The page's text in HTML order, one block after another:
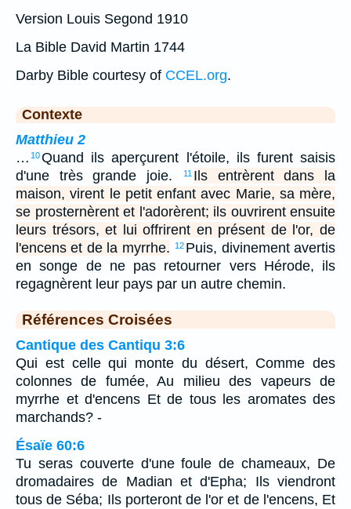
Version Louis Segond 1910
La Bible David Martin 1744
Darby Bible courtesy of CCEL.org.
Contexte
Matthieu 2
… 10Quand ils aperçurent l'étoile, ils furent saisis
d'une très grande joie.
11 Ils entrèrent dans la
maison, virent le petit enfant avec Marie, sa mère,
se prosternèrent et l'adorèrent; ils ouvrirent ensuite
leurs trésors, et lui offrirent en présent de l'or, de
l'encens et de la myrrhe. 12 Puis, divinement avertis
en songe de ne pas retourner vers Hérode, ils
regagnèrent leur pays par un autre chemin.
Références Croisées
Cantique des Cantiqu 3:6
Qui est celle qui monte du désert, Comme des
colonnes de fumée, Au milieu des vapeurs de
myrrhe et d'encens Et de tous les aromates des
marchands? -
Ésaïe 60:6
Tu seras couverte d'une foule de chameaux, De
dromadaires de Madian et d'Epha; Ils viendront
tous de Séba; Ils porteront de l'or et de l'encens, Et